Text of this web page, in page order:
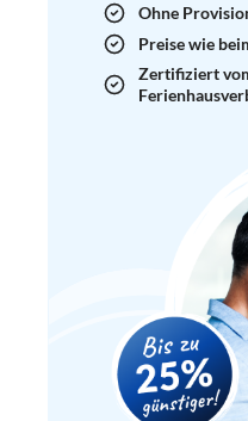
Ohne
Preise wie
Zertifiziert